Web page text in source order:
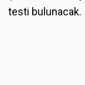
testi bulunacak.